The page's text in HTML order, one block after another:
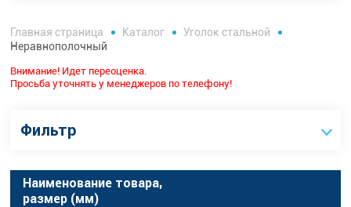
Главная страница Каталог
Уголок стальной
Неравнополочный
Внимание! Идет переоценка.
Просьба уточнять у менеджеров по телефону!
Фильтр
Наименование товара,
размер (мм)